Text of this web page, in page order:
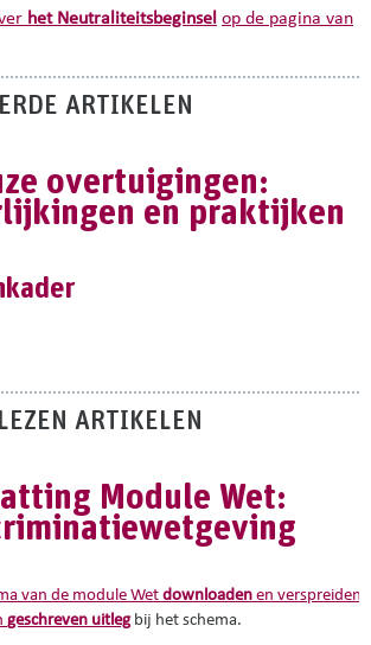
het Neutraliteitsbeginsel op de pagina van
ARTIKELEN
overtuigingen:
en praktijken
verwijst naar elk
die de veruiterlijking "uitzendt"
: een schilderij, een standbeeld , een
ARTIKELEN
Module Wet:
van de module Wetdownloaden en verspreiden
geschreven uitlegbij het schema.